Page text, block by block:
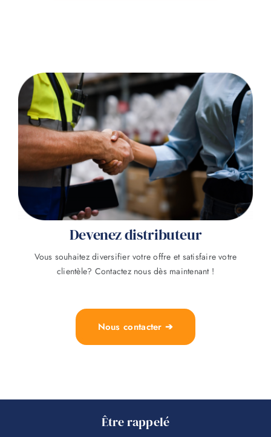
Devenez distributeur
Vous souhaitez diversifier votre offre et satisfaire votre
clientèle? Contactez nous dès maintenant !
Nous contacter ➔
Être rappelé